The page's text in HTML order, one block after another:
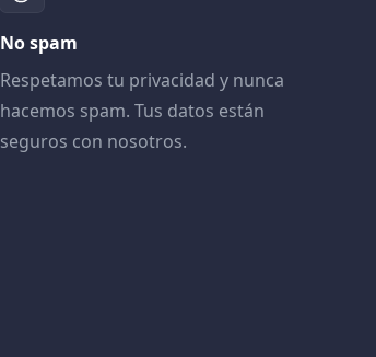
No spam
Respetamos tu privacidad y nunca
hacemos spam. Tus datos están
seguros con nosotros.